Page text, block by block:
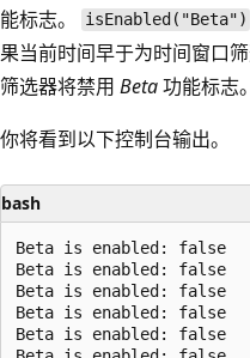
能标志。
isEnabled("Beta")
果当前时间早于为时间窗口
筛选器将禁用 Beta功能标志。
你将看到以下控制台输出。
bash
Beta is enabled: false
Beta is enabled: false
Beta is enabled: false
Beta is enabled: false
Beta is enabled: false